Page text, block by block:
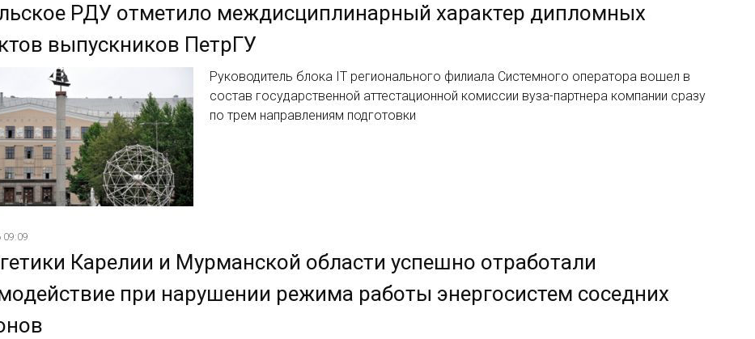
РДУ отметило междисциплинарный характер дипломных
выпускников ПетрГУ
Руководитель блока IT регионального филиала Системного оператора вошел в
состав государственной аттестационной комиссии вуза-партнера компании сразу
по трем направлениям подготовки
09:09
Карелии и Мурманской области успешно отработали
при нарушении режима работы энергосистем соседних